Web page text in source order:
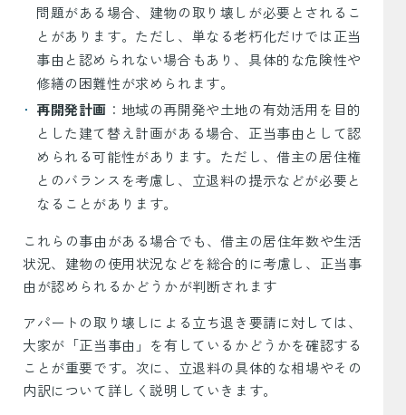
問題がある場合、建物の取り壊しが必要とされるこ
とがあります。ただし、単なる老朽化だけでは正当
事由と認められない場合もあり、具体的な危険性や
修繕の困難性が求められます。
再開発計画 ：地域の再開発や土地の有効活用を目的
とした建て替え計画がある場合、正当事由として認
められる可能性があります。ただし、借主の居住権
とのバランスを考慮し、立退料の提示などが必要と
なることがあります。
これらの事由がある場合でも、借主の居住年数や生活
状況、建物の使用状況などを総合的に考慮し、正当事
由が認められるかどうかが判断されます
アパートの取り壊しによる立ち退き要請に対しては、
大家が「正当事由」を有しているかどうかを確認する
ことが重要です。次に、立退料の具体的な相場やその
内訳について詳しく説明していきます。